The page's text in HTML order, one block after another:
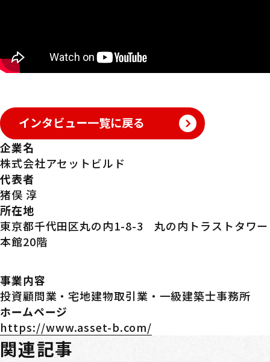
インタビュー一覧に戻る
企業名
株式会社アセットビルド
代表者
猪俣 淳
所在地
東京都千代田区丸の内1-8-3 丸の内トラストタワー
本館20階
事業内容
投資顧問業・宅地建物取引業・一級建築士事務所
ホームページ
https://www.asset-b.com/
関連記事